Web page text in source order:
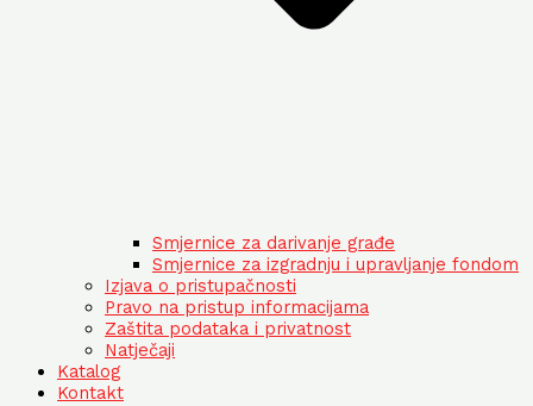
Smjernice za darivanje građe
Smjernice za izgradnju i upravljanje fondom
Izjava o pristupačnosti
Pravo na pristup informacijama
Zaštita podataka i privatnost
Natječaji
Katalog
Kontakt